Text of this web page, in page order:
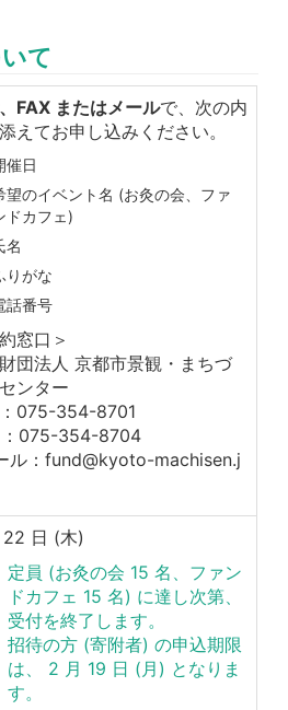
て
FAX またはメールで、次の内
えてお申し込みください。
催日
望のイベント名 (お灸の会、ファ
ドカフェ)
名
りがな
話番号
窓口＞
団法人 京都市景観・まちづ
ンター
075-354-8701
：075-354-8704
ル：fund@kyoto-machisen.j
日 (木)
定員 (お灸の会 15 名、ファン
ドカフェ 15 名) に達し次第、
受付を終了します。
招待の方 (寄附者) の申込期限
は、 2 月 19 日 (月) となりま
す。